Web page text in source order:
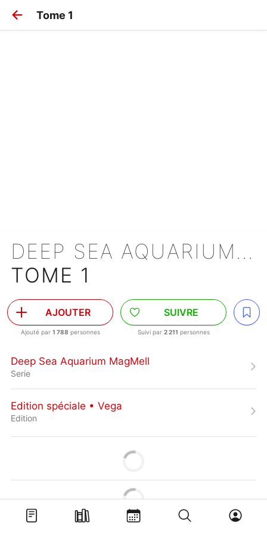
Tome 1
DEEP SEA AQUARIUM MAGMELL
TOME 1
AJOUTER
Ajouté par 1 788 personnes
SUIVRE
Suivi par 2 211 personnes
Deep Sea Aquarium MagMell
Serie
Edition spéciale • Vega
Edition